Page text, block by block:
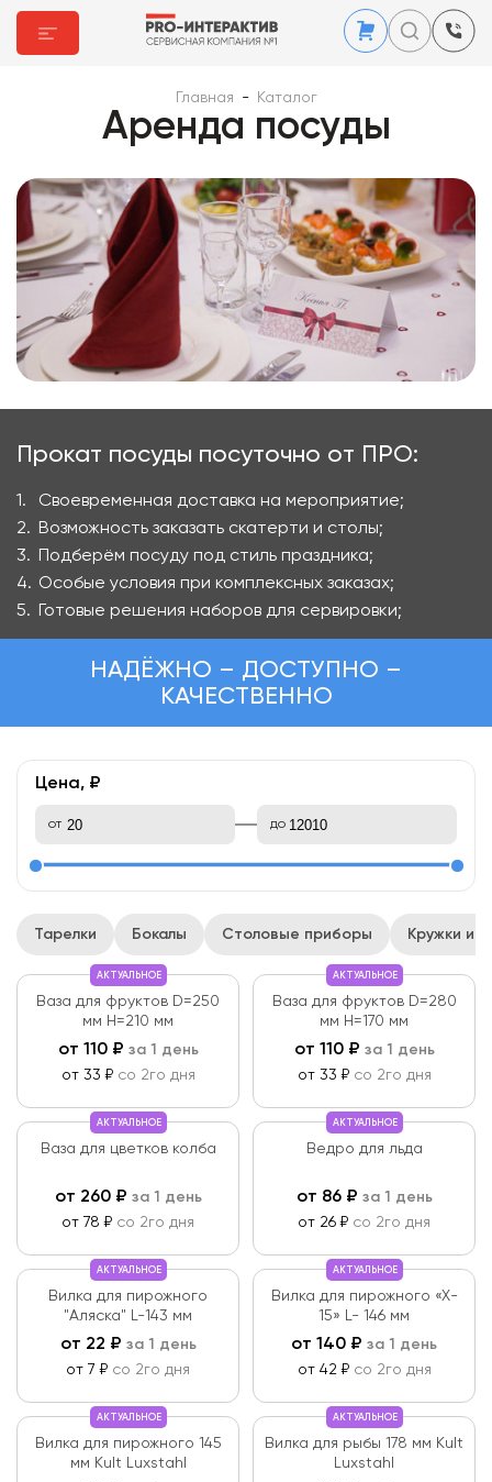
Главная - Каталог
Аренда посуды
Прокат посуды посуточно от ПРО:
Своевременная доставка на мероприятие;
Возможность заказать скатерти и столы;
Подберём посуду под стиль праздника;
Особые условия при комплексных заказах;
Готовые решения наборов для сервировки;
НАДЁЖНО – ДОСТУПНО –
КАЧЕСТВЕННО
Цена, ₽
от до
Тарелки Бокалы Столовые приборы Кружки и
АКТУАЛЬНОЕ
Ваза для фруктов D=250
мм Н=210 мм
от 110₽ за 1 день
от 33 ₽ со 2го дня
АКТУАЛЬНОЕ
Ваза для фруктов D=280
мм Н=170 мм
от 110₽ за 1 день
от 33 ₽ со 2го дня
АКТУАЛЬНОЕ
Ваза для цветков колба
от 260₽ за 1 день
от 78 ₽ со 2го дня
АКТУАЛЬНОЕ
Ведро для льда
от 86₽ за 1 день
от 26 ₽ со 2го дня
АКТУАЛЬНОЕ
Вилка для пирожного
"Аляска" L-143 мм
от 22 ₽ за 1 день
от 7 ₽ со 2го дня
АКТУАЛЬНОЕ
Вилка для пирожного «X-
15» L- 146 мм
от 140 ₽ за 1 день
от 42 ₽ со 2го дня
АКТУАЛЬНОЕ
Вилка для пирожного 145
мм Kult Luxstahl
АКТУАЛЬНОЕ
Вилка для рыбы 178 мм Kult
Luxstahl